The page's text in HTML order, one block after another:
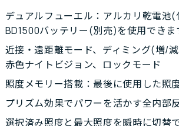
デュアルフューエル：アルカリ乾電池
BD1500バッテリー(別売)を使用できま
近接・遠距離モード、ディミング(増/減
赤色ナイトビジョン、ロックモード
照度メモリー搭載：最後に使用した照
プリズム効果でパワーを活かす全内部
選択済み照度と最大照度を瞬時に切替